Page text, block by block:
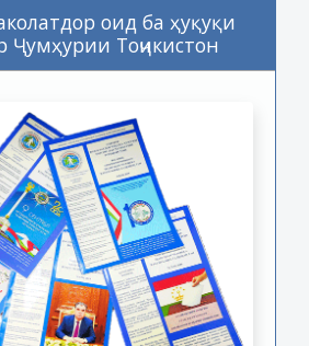
оид ба ҳуқуқи
Ҷумҳурии Тоҷикистон